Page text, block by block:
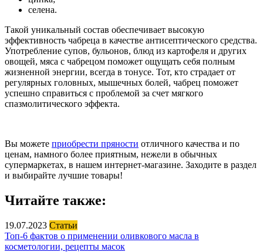
селена.
Такой уникальный состав обеспечивает высокую
эффективность чабреца в качестве антисептического средства.
Употребление супов, бульонов, блюд из картофеля и других
овощей, мяса с чабрецом поможет ощущать себя полным
жизненной энергии, всегда в тонусе. Тот, кто страдает от
регулярных головных, мышечных болей, чабрец поможет
успешно справиться с проблемой за счет мягкого
спазмолитического эффекта.
Вы можете приобрести пряности отличного качества и по
ценам, намного более приятным, нежели в обычных
супермаркетах, в нашем интернет-магазине. Заходите в раздел
и выбирайте лучшие товары!
Читайте также:
19.07.2023 Статьи
Топ-6 фактов о применении оливкового масла в
косметологии, рецепты масок